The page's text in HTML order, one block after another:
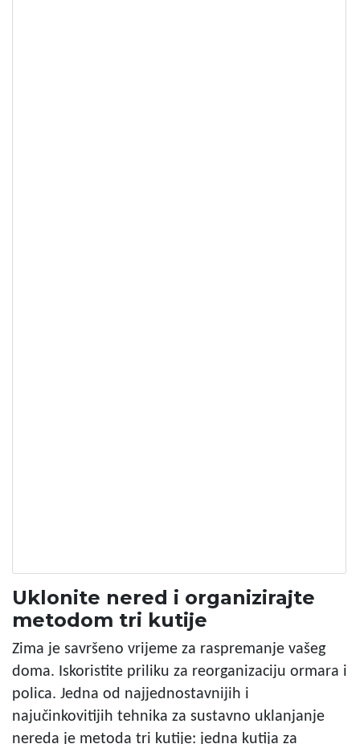
Uklonite nered i organizirajte
metodom tri kutije
Zima je savršeno vrijeme za raspremanje vašeg
doma. Iskoristite priliku za reorganizaciju ormara i
polica. Jedna od najjednostavnijih i
najučinkovitijih tehnika za sustavno uklanjanje
nereda je metoda tri kutije: jedna kutija za